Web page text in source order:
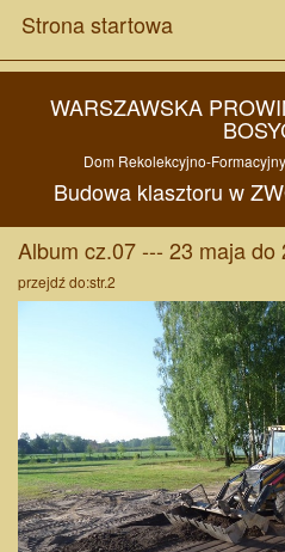
Strona startowa
WARSZAWSKA
Dom Rekolekcyjno-
Budowa klasztoru w
Album cz.07 --- 23 maja
przejdź do:str.2